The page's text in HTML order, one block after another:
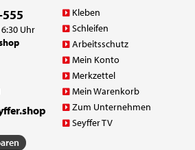
Uhr
Kleben
Schleifen
Arbeitsschutz
Mein Konto
Merkzettel
Mein Warenkorb
Zum Unternehmen
Seyffer TV